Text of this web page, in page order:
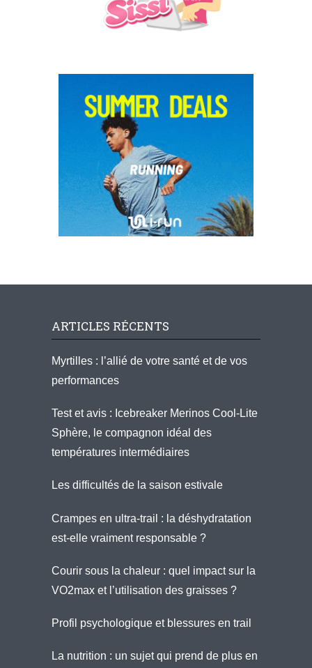
ARTICLES RÉCENTS
Myrtilles : l’allié de votre santé et de vos
performances
Test et avis : Icebreaker Merinos Cool-Lite
Sphère, le compagnon idéal des
températures intermédiaires
Les difficultés de la saison estivale
Crampes en ultra-trail : la déshydratation
est-elle vraiment responsable ?
Courir sous la chaleur : quel impact sur la
VO2max et l’utilisation des graisses ?
Profil psychologique et blessures en trail
La nutrition : un sujet qui prend de plus en